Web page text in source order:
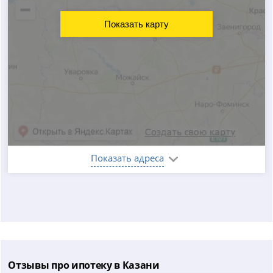
Показать адреса
Показать карту
Отзывы про ипотеку в Казани